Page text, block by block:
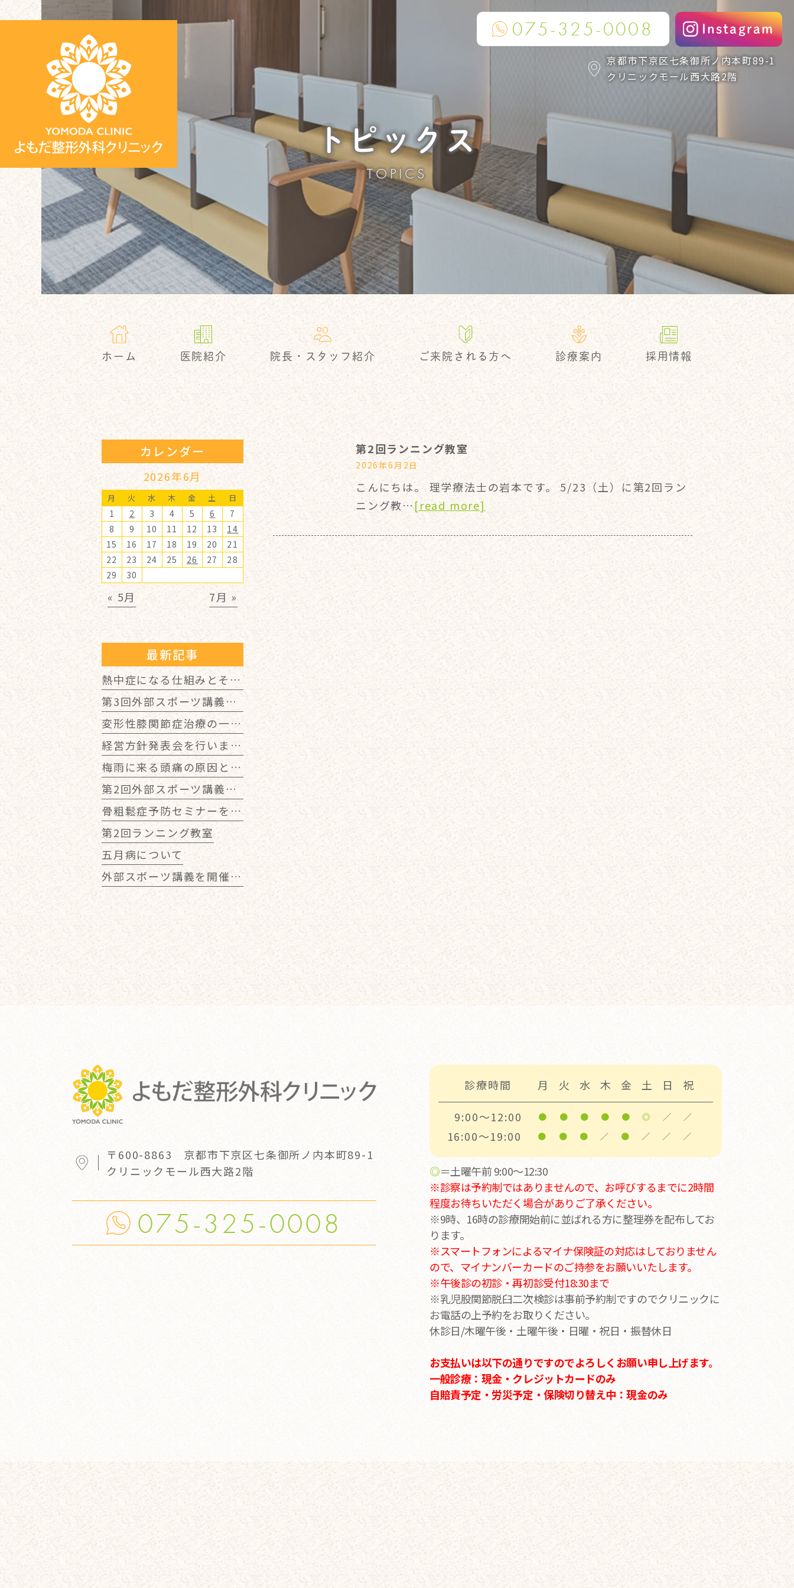
075-325-0008 Instagram
京都市下京区七条御所ノ内本町89-1
クリニックモール西大路2階
トピックス
TOPICS
ホーム 医院紹介 院長・スタッフ紹介 ご来院される方へ 診療案内 採用情報
第2回ランニング教室
2026年6月2日
こんにちは。 理学療法士の岩本です。 5/23（土）に第2回ラン
ニング教… [read more]
カレンダー
2026年6月
月 火 水 木 金 土 日
1 2 3 4 5 6
7
8
9 10 11 12 13
14
15
16 17 18 19 20
21
22
23 24 25 26 27
28
29
30
« 5月 7月 »
最新記事
熱中症になる仕組みとその予防について
第3回外部スポーツ講義を開催しました！
変形性膝関節症治療の一例の話
経営方針発表会を行いました！
梅雨に来る頭痛の原因と対策
第2回外部スポーツ講義を開催しました！
骨粗鬆症予防セミナーを行いました！
第2回ランニング教室
五月病について
外部スポーツ講義を開催しました！
〒600-8863 京都市下京区七条御所ノ内本町89-1
クリニックモール西大路2階
075-325-0008
診療時間 月 火 水 木 金 土 日 祝
9:00～12:00 ● ● ● ● ● ◎ ／ ／
16:00～19:00 ● ● ● ／ ● ／ ／ ／
◎＝土曜午前 9:00～12:30
※診察は予約制ではありませんので、お呼びするまでに2時間
程度お待ちいただく場合がありご了承ください。
※9時、16時の診療開始前に並ばれる方に整理券を配布してお
ります。
※スマートフォンによるマイナ保険証の対応はしておりません
ので、マイナンバーカードのご持参をお願いいたします。
※午後診の初診・再初診受付18:30まで
※乳児股関節脱臼二次検診は事前予約制ですのでクリニックに
お電話の上予約をお取りください。
休診日/木曜午後・土曜午後・日曜・祝日・振替休日
お支払いは以下の通りですのでよろしくお願い申し上げます。
一般診療：現金・クレジットカードのみ
自賠責予定・労災予定・保険切り替え中：現金のみ